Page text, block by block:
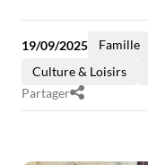
19/09/2025 Famille
Culture & Loisirs
Partager